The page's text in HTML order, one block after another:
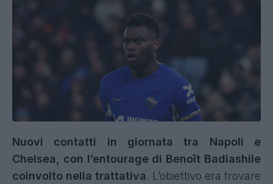
Nuovi contatti in giornata tra Napoli e
Chelsea, con l’entourage di Benoît Badiashile
coinvolto nella trattativa. L’obiettivo era trovare